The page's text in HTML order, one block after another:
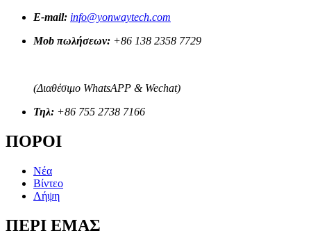
E-mail: info@yonwaytech.com
Mob πωλήσεων: +86 138 2358 7729
(Διαθέσιμο WhatsAPP & Wechat)
Τηλ: +86 755 2738 7166
ΠΟΡΟΙ
Νέα
Βίντεο
Λήψη
ΠΕΡΙ ΕΜΑΣ